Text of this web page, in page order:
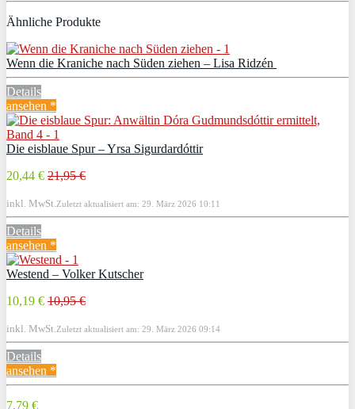
Ähnliche Produkte
Wenn die Kraniche nach Süden ziehen – Lisa Ridzén
Details
ansehen *
Die eisblaue Spur – Yrsa Sigurdardóttir
20,44 € 21,95 €
inkl. MwSt. Zuletzt aktualisiert am: 29. März 2026 10:11
Details
ansehen *
Westend – Volker Kutscher
10,19 € 10,95 €
inkl. MwSt. Zuletzt aktualisiert am: 29. März 2026 09:14
Details
ansehen *
7,79 €